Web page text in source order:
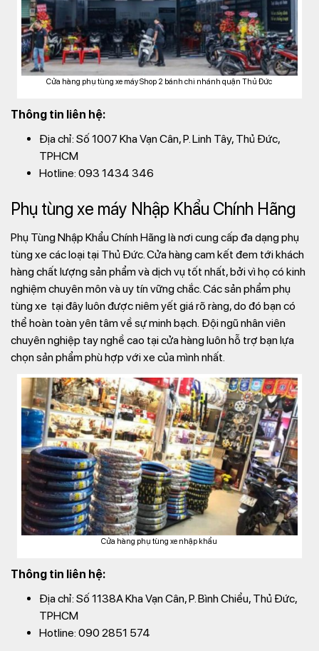
Cửa hàng phụ tùng xe máy Shop 2 bánh chi nhánh quận Thủ Đức
Thông tin liên hệ:
Địa chỉ: Số 1007 Kha Vạn Cân, P. Linh Tây, Thủ Đức,
TPHCM
Hotline: 093 1434 346
Phụ tùng xe máy Nhập Khẩu Chính Hãng
Phụ Tùng Nhập Khẩu Chính Hãng là nơi cung cấp đa dạng phụ
tùng xe các loại tại Thủ Đức. Cửa hàng cam kết đem tới khách
hàng chất lượng sản phẩm và dịch vụ tốt nhất, bởi vì họ có kinh
nghiệm chuyên môn và uy tín vững chắc. Các sản phẩm phụ
tùng xe tại đây luôn được niêm yết giá rõ ràng, do đó bạn có
thể hoàn toàn yên tâm về sự minh bạch. Đội ngũ nhân viên
chuyên nghiệp tay nghề cao tại cửa hàng luôn hỗ trợ bạn lựa
chọn sản phẩm phù hợp với xe của mình nhất.
Cửa hàng phụ tùng xe nhập khẩu
Thông tin liên hệ:
Địa chỉ: Số 1138A Kha Vạn Cân, P. Bình Chiểu, Thủ Đức,
TPHCM
Hotline: 090 2851 574